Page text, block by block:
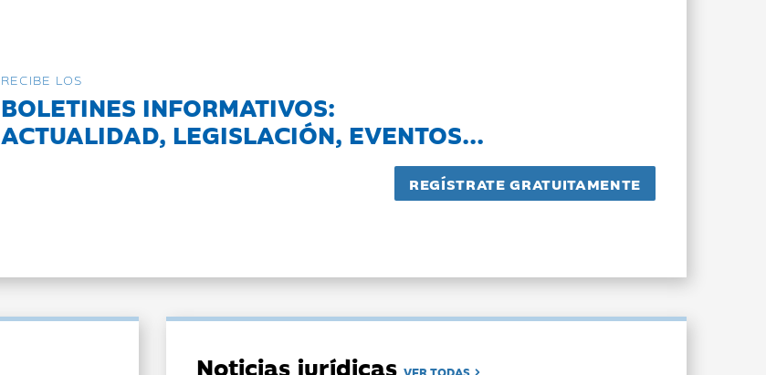
RECIBE LOS
BOLETINES INFORMATIVOS:
ACTUALIDAD, LEGISLACIÓN, EVENTOS...
Noticias jurídicasVER TODAS